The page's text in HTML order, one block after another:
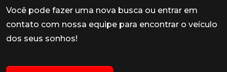
Você pode fazer uma nova busca ou entrar em
contato com nossa equipe para encontrar o veículo
dos seus sonhos!